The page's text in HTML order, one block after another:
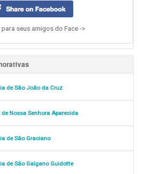
para seus amigos do Face ->
de São João da Cruz
de Nossa Senhora Aparecida
de São Graciano
de São Galgano Guidotte